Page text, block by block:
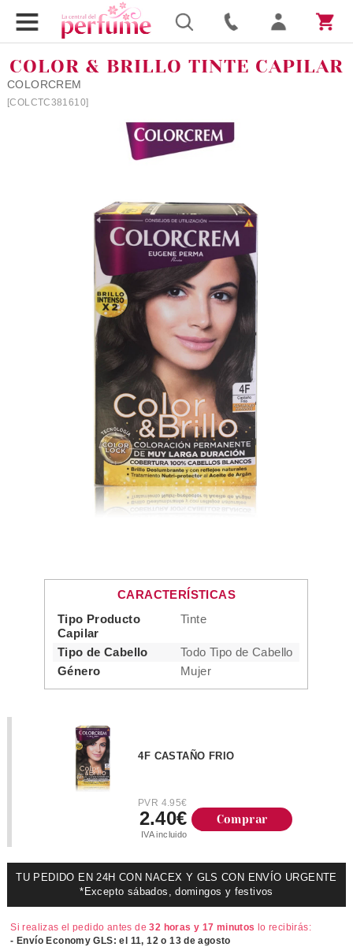
COLOR & BRILLO TINTE CAPILAR
COLORCREM
[COLCTC381610]
CARACTERÍSTICAS
Tipo Producto
Capilar
Tinte
Tipo de Cabello
Todo Tipo de Cabello
Género
Mujer
4F CASTAÑO FRIO
PVR 4.95€
2.40€
IVA incluido
Comprar
TU PEDIDO EN 24H CON NACEX Y GLS CON ENVÍO URGENTE
*Excepto sábados, domingos y festivos
Si realizas el pedido antes de32 horas y 17 minutos lo recibirás:
- Envío Economy GLS: el 11, 12 o 13 de agosto